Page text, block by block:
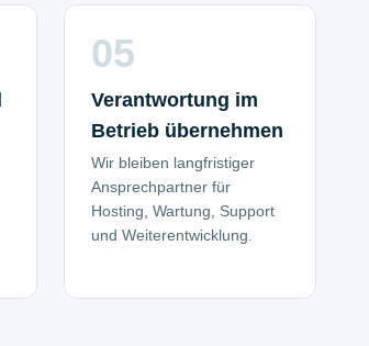
05
Verantwortung im
Betrieb übernehmen
Wir bleiben langfristiger
Ansprechpartner für
Hosting, Wartung, Support
und Weiterentwicklung.